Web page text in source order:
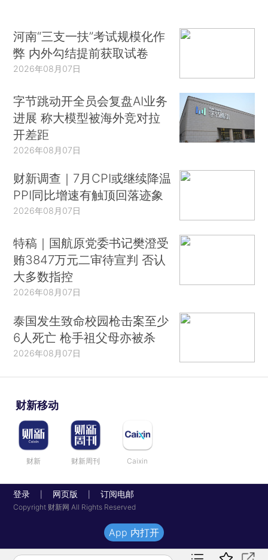
河南“三支一扶”考试规模化作
弊 内外勾结提前获取试卷
2026年08月07日
字节跳动开全员会复盘AI业务
进展 称大模型被海外竞对拉
开差距
2026年08月07日
财新调查｜7月CPI或继续降温
PPI同比增速有触顶回落迹象
2026年08月07日
特稿｜国航原党委书记樊澄受
贿3847万元二审待宣判 否认
大多数指控
2026年08月07日
泰国发生致命校园枪击案至少
6人死亡 枪手祖父母亦被杀
2026年08月07日
财新移动
财新 财新周刊 Caixin
登录 网页版 订阅电邮
Copyright 财新网 All Rights Reserved
App 内打开